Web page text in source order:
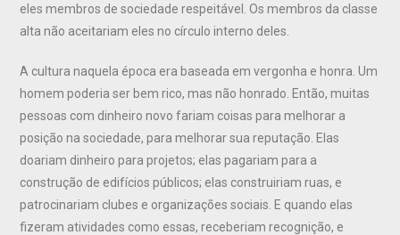
eles membros de sociedade respeitável. Os membros da classe
alta não aceitariam eles no círculo interno deles.
A cultura naquela época era baseada em vergonha e honra. Um
homem poderia ser bem rico, mas não honrado. Então, muitas
pessoas com dinheiro novo fariam coisas para melhorar a
posição na sociedade, para melhorar sua reputação. Elas
doariam dinheiro para projetos; elas pagariam para a
construção de edifícios públicos; elas construiriam ruas, e
patrocinariam clubes e organizações sociais. E quando elas
fizeram atividades como essas, receberiam recognição, e